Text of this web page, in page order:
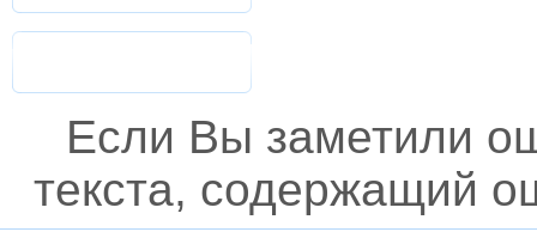
Если Вы заметили
текста, содержащий